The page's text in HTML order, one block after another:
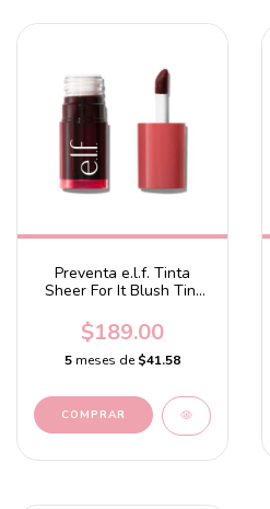
Preventa e.l.f. Tinta
Sheer For It Blush Tint
black cherry
$189.00
5 meses de$41.58